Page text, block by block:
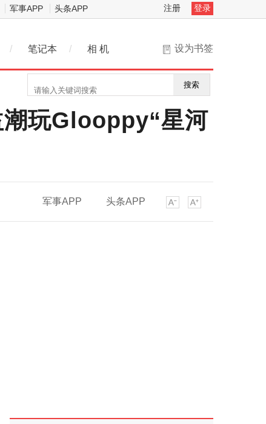
军事APP 头条APP 注册 登录
设为书签
/ 笔记本 / 相 机
搜索
潮玩Glooppy“星河
军事APP 头条APP